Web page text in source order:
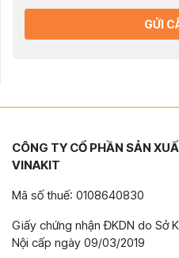
GỬI
CÔNG TY CỔ PHẦN SẢN
VINAKIT
Mã số thuế: 0108640830
Giấy chứng nhận ĐKDN do Sở
Nội cấp ngày 09/03/2019